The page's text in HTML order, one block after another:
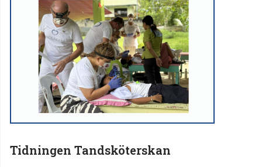
Tidningen Tandsköterskan